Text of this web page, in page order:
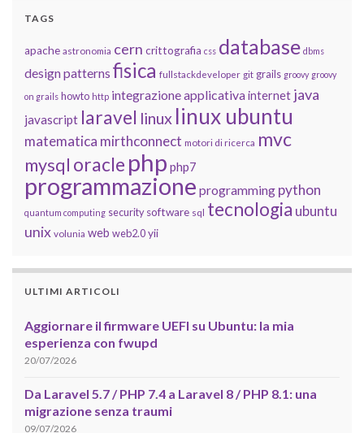
TAGS
apache astronomia cern crittografia css database dbms
design patterns fisica fullstackdeveloper git grails groovy groovy
on grails howto http integrazione applicativainternet java
javascript laravel linux linux ubuntu
matematica mirthconnect motori di ricerca mvc
mysql oracle php php7
programmazione programming python
quantum computing security software sql tecnologia ubuntu
unix volunia web web2.0 yii
ULTIMI ARTICOLI
Aggiornare il firmware UEFI su Ubuntu: la mia
esperienza con fwupd
20/07/2026
Da Laravel 5.7 / PHP 7.4 a Laravel 8 / PHP 8.1: una
migrazione senza traumi
09/07/2026